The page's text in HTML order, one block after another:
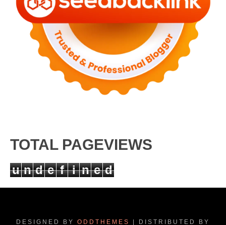
TOTAL PAGEVIEWS
u n d e f i n e d
DESIGNED BY ODDTHEMES | DISTRIBUTED BY